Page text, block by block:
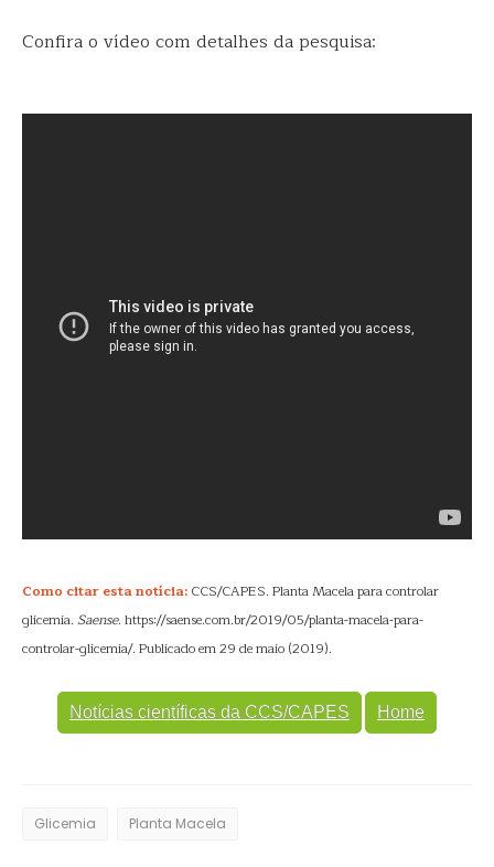
Confira o vídeo com detalhes da pesquisa:
Como citar esta notícia: CCS/CAPES. Planta Macela para controlar
glicemia. Saense. https://saense.com.br/2019/05/planta-macela-para-
controlar-glicemia/. Publicado em 29 de maio (2019).
Notícias científicas da CCS/CAPES Home
Glicemia Planta Macela